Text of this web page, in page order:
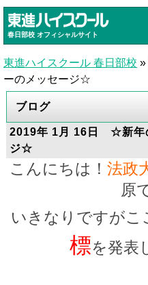
春日部校 オフィシャルサイト
東進ハイスクール 春日部校 »
ーのメッセージ☆
ブログ
2019年 1月 16日 ☆新年
ジ☆
こんにちは！ 法政
原
いきなりですがこ
標を発表